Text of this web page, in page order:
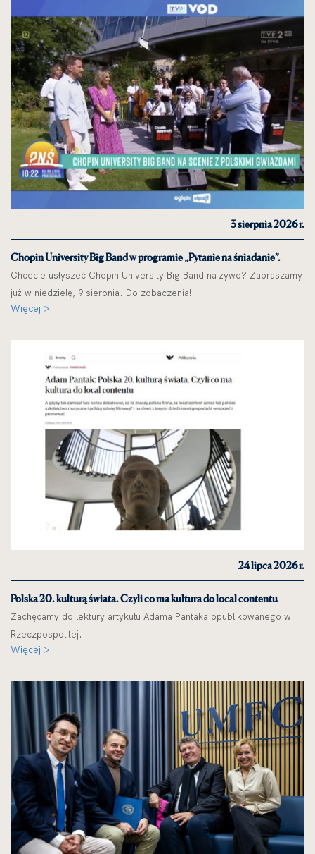
3 sierpnia 2026 r.
Chopin University Big Band w programie „Pytanie na śniadanie”.
Chcecie usłyszeć Chopin University Big Band na żywo? Zapraszamy
już w niedzielę, 9 sierpnia. Do zobaczenia!
Więcej >
24 lipca 2026 r.
Polska 20. kulturą świata. Czyli co ma kultura do local contentu
Zachęcamy do lektury artykułu Adama Pantaka opublikowanego w
Rzeczpospolitej.
Więcej >